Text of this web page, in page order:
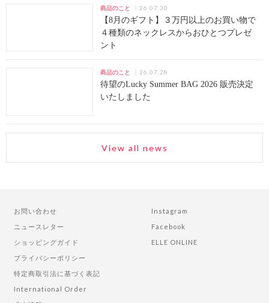
商品のこと 26.07.30
【8月のギフト】３万円以上のお買い物で
４種類のネックレスからおひとつプレゼ
ント
商品のこと 26.07.28
待望のLucky Summer BAG 2026 販売決定
いたしました
View all news
お問い合わせ
ニュースレター
ショッピングガイド
プライバシーポリシー
特定商取引法に基づく表記
International Order
Instagram
Facebook
ELLE ONLINE